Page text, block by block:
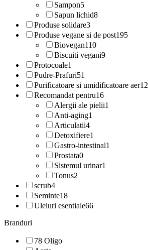
Sampon5
Sapun lichid8
Produse solidare3
Produse vegane si de post195
Biovegan110
Biscuiti vegani9
Protocoale1
Pudre-Prafuri51
Purificatoare si umidificatoare aer12
Recomandat pentru16
Alergii ale pielii1
Anti-aging1
Articulatii4
Detoxifiere1
Gastro-intestinal1
Prostata0
Sistemul urinar1
Tonus2
scrub4
Seminte18
Uleiuri esentiale66
Branduri
78 Oligo